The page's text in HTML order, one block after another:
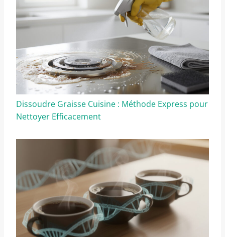
Dissoudre Graisse Cuisine : Méthode Express pour
Nettoyer Efficacement